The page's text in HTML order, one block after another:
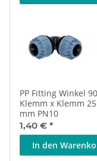
PP Fitting Winkel
Klemm x Klemm
mm PN10
1,40 € *
In den